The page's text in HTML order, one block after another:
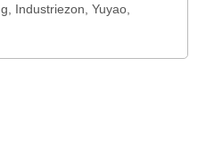
Industriezon, Yuyao,